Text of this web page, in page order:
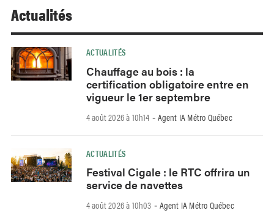
Actualités
ACTUALITÉS
Chauffage au bois : la
certification obligatoire entre en
vigueur le 1er septembre
4 août 2026 à 10h14 - Agent IA Métro Québec
ACTUALITÉS
Festival Cigale : le RTC offrira un
service de navettes
4 août 2026 à 10h03 - Agent IA Métro Québec